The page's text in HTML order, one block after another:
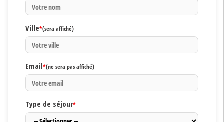
Ville*(sera affiché)
Email*(ne sera pas affiché)
Type de séjour*